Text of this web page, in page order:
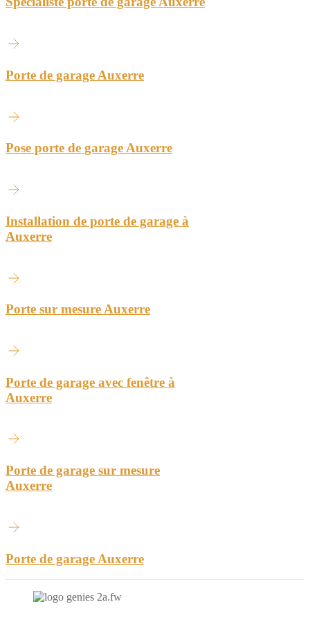
Porte de garage Auxerre
Pose porte de garage Auxerre
Installation de porte de garage à
Auxerre
Porte sur mesure Auxerre
Porte de garage avec fenêtre à
Auxerre
Porte de garage sur mesure
Auxerre
Porte de garage Auxerre